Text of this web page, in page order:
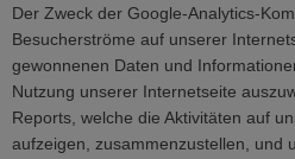
Der Zweck der Google-Analytics-
Besucherströme auf unserer
gewonnenen Daten und
Nutzung unserer Internetseite
Reports, welche die Aktivitäten auf
aufzeigen, zusammenzustellen, und